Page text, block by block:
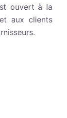
ouvert à la
aux clients